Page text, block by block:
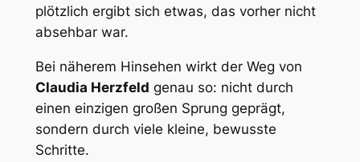
plötzlich ergibt sich etwas, das vorher nicht
absehbar war.
Bei näherem Hinsehen wirkt der Weg von
Claudia Herzfeld genau so: nicht durch
einen einzigen großen Sprung geprägt,
sondern durch viele kleine, bewusste
Schritte.